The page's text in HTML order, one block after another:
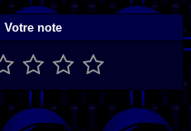
Votre note